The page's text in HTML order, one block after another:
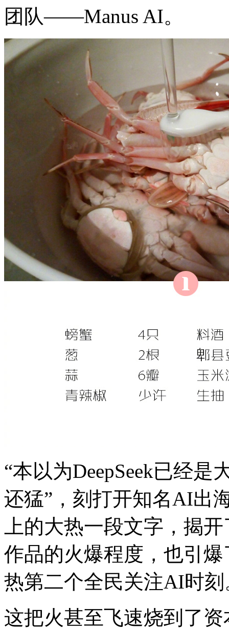
团队——Manus AI。
“本以为DeepSeek已经
还猛”，刻打开知名AI出
上的大热一段文字，揭
作品的火爆程度，也引爆
热第二个全民关注AI时
这把火甚至飞速烧到了